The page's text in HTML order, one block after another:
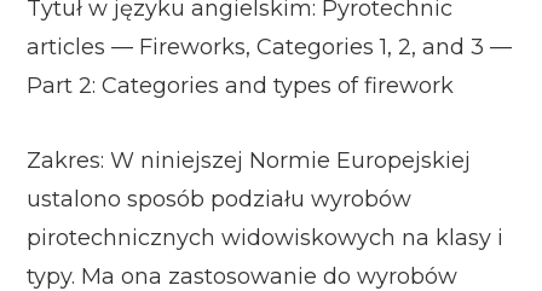
Tytuł w języku angielskim: Pyrotechnic
articles — Fireworks, Categories 1, 2, and 3 —
Part 2: Categories and types of firework
Zakres: W niniejszej Normie Europejskiej
ustalono sposób podziału wyrobów
pirotechnicznych widowiskowych na klasy i
typy. Ma ona zastosowanie do wyrobów